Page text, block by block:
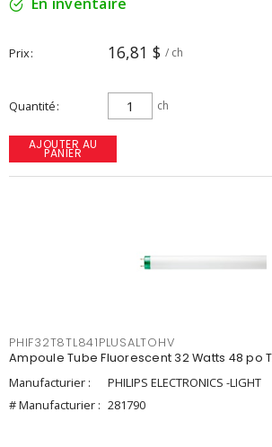
Prix 16,81 $ / ch
Quantité ch
AJOUTER AU
PANIER
PHIF32T8TL841PLUSALTOHV
Ampoule Tube Fluorescent 32 Watts 48 po
Manufacturier :
PHILIPS ELECTRONICS -LIGHT
# Manufacturier : 281790